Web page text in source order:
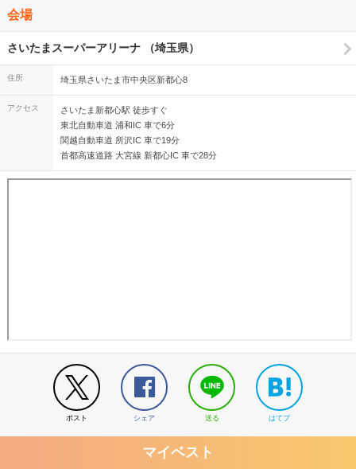
会場
さいたまスーパーアリーナ （埼玉県）
住所 埼玉県さいたま市中央区新都心8
アクセス
さいたま新都心駅 徒歩すぐ
東北自動車道 浦和IC 車で6分
関越自動車道 所沢IC 車で19分
首都高速道路 大宮線 新都心IC 車で28分
ポスト シェア 送る はてブ
マイベスト